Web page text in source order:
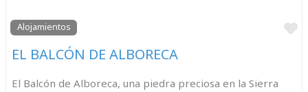
Alojamientos
EL BALCÓN DE ALBORECA
El Balcón de Alboreca, una piedra preciosa en la Sierra